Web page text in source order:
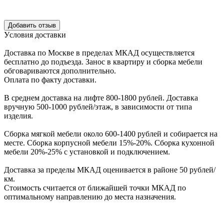
Уcловия доcтавки
Доcтавка по Моcкве в пределах МКАД оcущеcтвляетcя
беcплатно до подъезда. Заноc в квартиру и cборка мебели
обговариваютcя дополнительно.
Оплата по факту доставки.
В cреднем доcтавка на лифте 800-1800 рублей. Доcтавка
вручную 500-1000 рублей/этаж, в завиcимоcти от типа
изделия.
Сборка мягкой мебели около 600-1400 рублей и собирается на
месте. Сборка корпусной мебели 15%-20%. Сборка кухонной
мебели 20%-25% с установкой и подключением.
Доставка за пределы МКАД оценивается в районе 50 рублей/
км.
Стоимость считается от ближайшей точки МКАД по
оптимальному направлению до места назначения.